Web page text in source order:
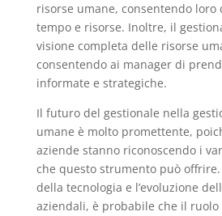
risorse umane, consentendo
tempo e risorse. Inoltre, il
visione completa delle risorse
consentendo ai manager di
informate e strategiche.
Il futuro del gestionale nella
umane è molto promettente,
aziende stanno riconoscendo i
che questo strumento può offrire.
della tecnologia e l’evoluzione
aziendali, è probabile che il ruolo